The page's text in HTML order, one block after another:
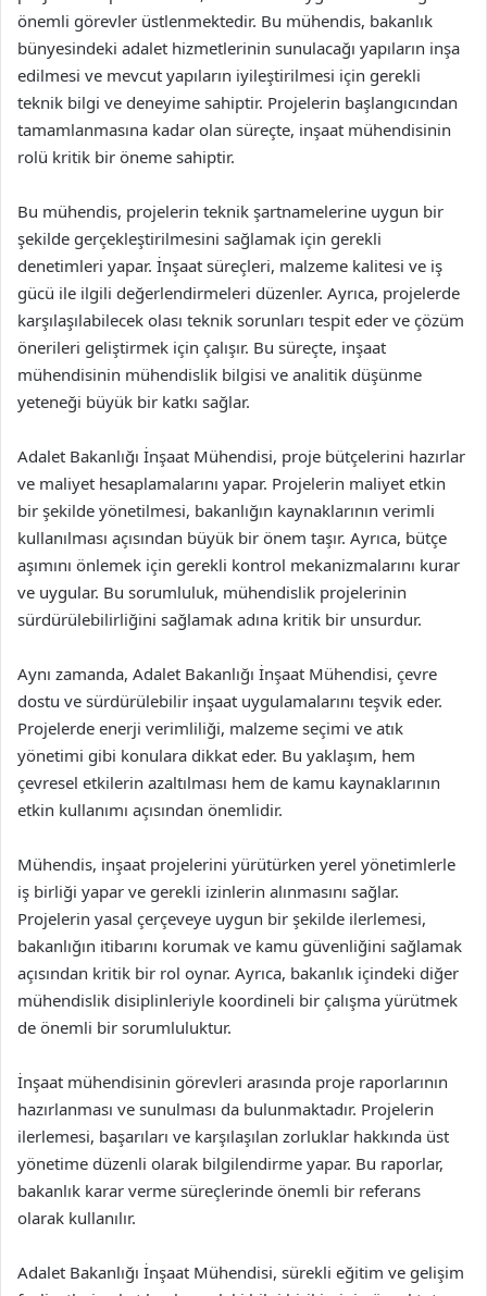
önemli görevler üstlenmektedir. Bu mühendis, bakanlık
bünyesindeki adalet hizmetlerinin sunulacağı yapıların inşa
edilmesi ve mevcut yapıların iyileştirilmesi için gerekli
teknik bilgi ve deneyime sahiptir. Projelerin başlangıcından
tamamlanmasına kadar olan süreçte, inşaat mühendisinin
rolü kritik bir öneme sahiptir.
Bu mühendis, projelerin teknik şartnamelerine uygun bir
şekilde gerçekleştirilmesini sağlamak için gerekli
denetimleri yapar. İnşaat süreçleri, malzeme kalitesi ve iş
gücü ile ilgili değerlendirmeleri düzenler. Ayrıca, projelerde
karşılaşılabilecek olası teknik sorunları tespit eder ve çözüm
önerileri geliştirmek için çalışır. Bu süreçte, inşaat
mühendisinin mühendislik bilgisi ve analitik düşünme
yeteneği büyük bir katkı sağlar.
Adalet Bakanlığı İnşaat Mühendisi, proje bütçelerini hazırlar
ve maliyet hesaplamalarını yapar. Projelerin maliyet etkin
bir şekilde yönetilmesi, bakanlığın kaynaklarının verimli
kullanılması açısından büyük bir önem taşır. Ayrıca, bütçe
aşımını önlemek için gerekli kontrol mekanizmalarını kurar
ve uygular. Bu sorumluluk, mühendislik projelerinin
sürdürülebilirliğini sağlamak adına kritik bir unsurdur.
Aynı zamanda, Adalet Bakanlığı İnşaat Mühendisi, çevre
dostu ve sürdürülebilir inşaat uygulamalarını teşvik eder.
Projelerde enerji verimliliği, malzeme seçimi ve atık
yönetimi gibi konulara dikkat eder. Bu yaklaşım, hem
çevresel etkilerin azaltılması hem de kamu kaynaklarının
etkin kullanımı açısından önemlidir.
Mühendis, inşaat projelerini yürütürken yerel yönetimlerle
iş birliği yapar ve gerekli izinlerin alınmasını sağlar.
Projelerin yasal çerçeveye uygun bir şekilde ilerlemesi,
bakanlığın itibarını korumak ve kamu güvenliğini sağlamak
açısından kritik bir rol oynar. Ayrıca, bakanlık içindeki diğer
mühendislik disiplinleriyle koordineli bir çalışma yürütmek
de önemli bir sorumluluktur.
İnşaat mühendisinin görevleri arasında proje raporlarının
hazırlanması ve sunulması da bulunmaktadır. Projelerin
ilerlemesi, başarıları ve karşılaşılan zorluklar hakkında üst
yönetime düzenli olarak bilgilendirme yapar. Bu raporlar,
bakanlık karar verme süreçlerinde önemli bir referans
olarak kullanılır.
Adalet Bakanlığı İnşaat Mühendisi, sürekli eğitim ve gelişim